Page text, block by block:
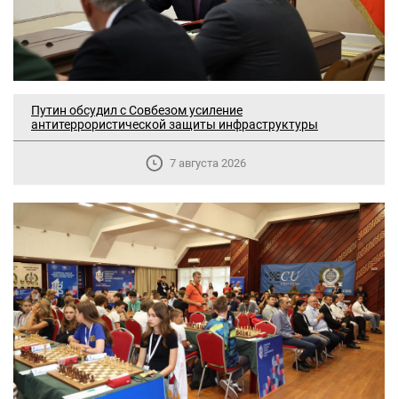
Путин обсудил с Совбезом усиление
антитеррористической защиты инфраструктуры
7 августа 2026